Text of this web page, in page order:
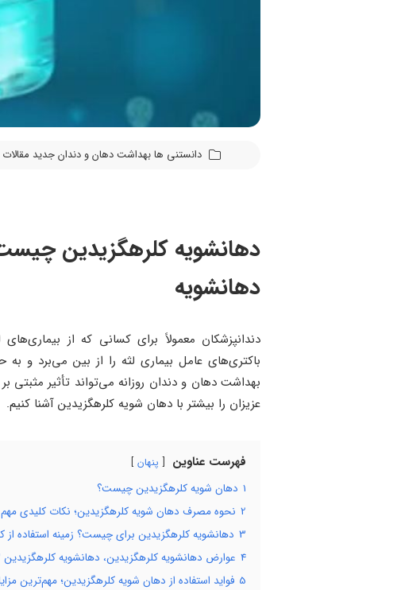
دانستنی هابهداشت دهان و دندانجدید مقالات
دهانشویه کلرهگزیدین
دهانشویه
دندانپزشکان معمولاً برای کسانی که از
باکتری‌های عامل بیماری لثه را از بین می‌برد و
بهداشت دهان و دندان روزانه می‌تواند تأثیر
عزیزان را بیشتر با دهان شویه کلرهگزیدین آشنا کنیم.
فهرست عناوین پنهان
1 دهان شویه کلرهگزیدین چیست؟
2 نحوه مصرف دهان شویه کلرهگزیدین؛ نکات کلیدی مهم
3 دهانشویه کلرهگزیدین برای چیست؟ زمینه استفاده از
4 عوارض دهانشویه کلرهگزیدین، دهانشویه کلرهگزیدین ۲ درصد
5 فواید استفاده از دهان شویه کلرهگزیدین؛ مهم‌ترین